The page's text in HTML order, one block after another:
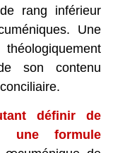
rang inférieur
Une
son contenu
définir de
une formule